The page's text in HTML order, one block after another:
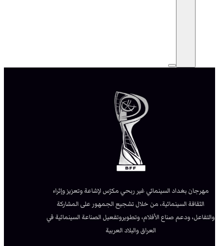
مهرجان بغداد السينمائي غير ربحي مكرّس لإشاعة وتعزيز وإثراء
الثقافة السينمائية، من خلال تشجيع الجمهور على المشاركة
والتفاعل، ودعم صناع الأفلام، وتطويروتفعيل الصناعة السينمائية في
العراق والبلاد العربية